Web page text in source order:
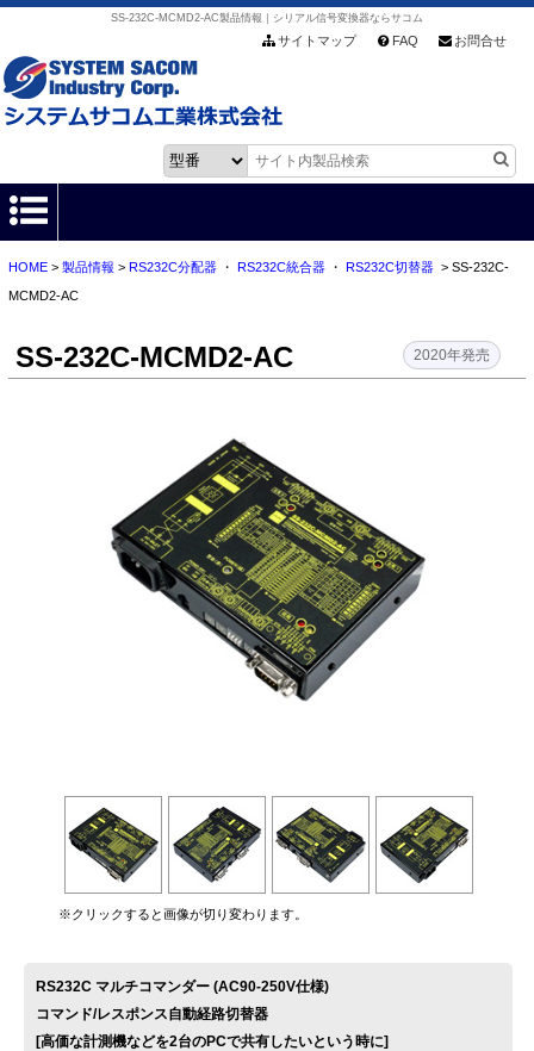
SS-232C-MCMD2-AC製品情報｜シリアル信号変換器ならサコム
サイトマップ FAQ お問合せ
HOME
各種ダウンロード
お客様サポート
会社情報
お問い合わせ
HOME> 製品情報 > RS232C分配器・ RS232C統合器・ RS232C切替器> SS-232C-
MCMD2-AC
SS-232C-MCMD2-AC 2020年発売
※クリックすると画像が切り変わります。
RS232C マルチコマンダー (AC90-250V仕様)
コマンド/レスポンス自動経路切替器
[高価な計測機などを2台のPCで共有したいという時に]